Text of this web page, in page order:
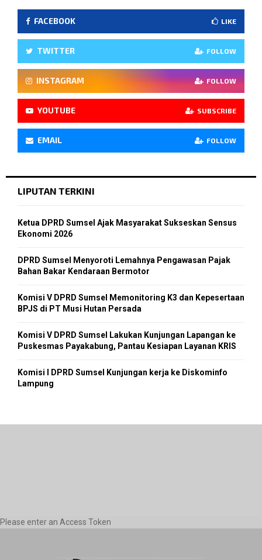
FACEBOOK LIKE
TWITTER FOLLOW
INSTAGRAM FOLLOW
YOUTUBE SUBSCRIBE
EMAIL FOLLOW
LIPUTAN TERKINI
Ketua DPRD Sumsel Ajak Masyarakat Sukseskan Sensus
Ekonomi 2026
DPRD Sumsel Menyoroti Lemahnya Pengawasan Pajak
Bahan Bakar Kendaraan Bermotor
Komisi V DPRD Sumsel Memonitoring K3 dan Kepesertaan
BPJS di PT Musi Hutan Persada
Komisi V DPRD Sumsel Lakukan Kunjungan Lapangan ke
Puskesmas Payakabung, Pantau Kesiapan Layanan KRIS
Komisi I DPRD Sumsel Kunjungan kerja ke Diskominfo
Lampung
Please enter an Access Token